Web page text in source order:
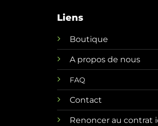
Liens
Boutique
A propos de nous
FAQ
Contact
Renoncer au contrat